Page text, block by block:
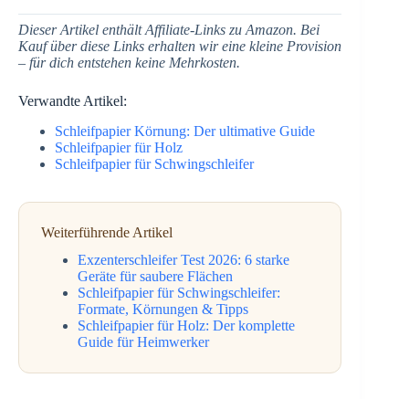
Dieser Artikel enthält Affiliate-Links zu Amazon. Bei
Kauf über diese Links erhalten wir eine kleine Provision
– für dich entstehen keine Mehrkosten.
Verwandte Artikel:
Schleifpapier Körnung: Der ultimative Guide
Schleifpapier für Holz
Schleifpapier für Schwingschleifer
Weiterführende Artikel
Exzenterschleifer Test 2026: 6 starke
Geräte für saubere Flächen
Schleifpapier für Schwingschleifer:
Formate, Körnungen & Tipps
Schleifpapier für Holz: Der komplette
Guide für Heimwerker